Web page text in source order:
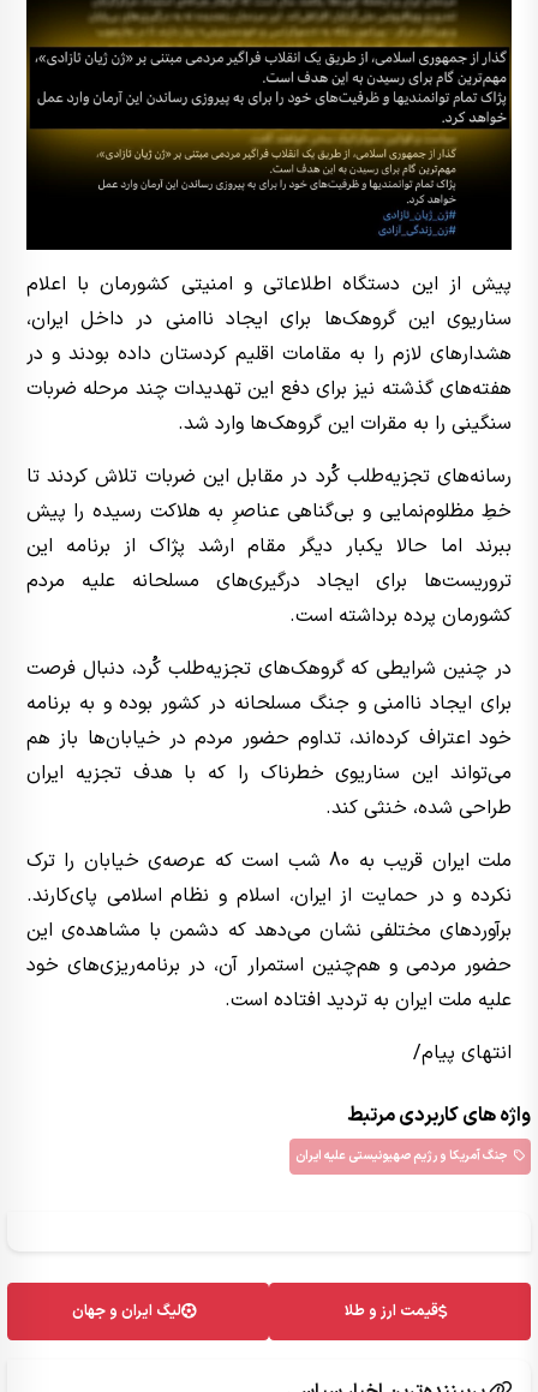
پیش از این دستگاه‌ اطلاعاتی و امنیتی کشورمان با اعلام
سناریوی این گروهک‌ها برای ایجاد ناامنی در داخل ایران،
هشدارهای لازم را به مقامات اقلیم کردستان داده بودند و در
هفته‌های گذشته نیز برای دفع این تهدیدات چند مرحله ضربات
سنگینی را به مقرات این گروهک‌ها وارد شد.
رسانه‌های تجزیه‌طلب کُرد در مقابل این ضربات تلاش کردند تا
خطِ مظلوم‌نمایی و بی‌گناهی عناصرِ به هلاکت رسیده را پیش
ببرند اما حالا یکبار دیگر مقام ارشد پژاک از برنامه این
تروریست‌ها برای ایجاد درگیری‌های مسلحانه علیه مردم
کشورمان پرده برداشته است.
در چنین شرایطی که گروهک‌های تجزیه‌طلب کُرد، دنبال فرصت
برای ایجاد ناامنی و جنگ مسلحانه در کشور بوده و به برنامه
خود اعتراف کرده‌اند، تداوم حضور مردم در خیابان‌ها باز هم
می‌تواند این سناریوی خطرناک را که با هدف تجزیه ایران
طراحی شده، خنثی کند.
ملت ایران قریب به 80 شب است که عرصه‌ی خیابان را ترک
نکرده و در حمایت از ایران، اسلام و نظام اسلامی پای‌کارند.
برآوردهای مختلفی نشان می‌دهد که دشمن با مشاهده‌ی این
حضور مردمی و هم‌چنین استمرار آن، در برنامه‌ریزی‌های خود
علیه ملت ایران به تردید افتاده است.
انتهای پیام/
واژه های کاربردی مرتبط
جنگ آمریکا و رژیم صهیونیستی علیه ایران
قیمت ارز و طلا لیگ ایران و جهان